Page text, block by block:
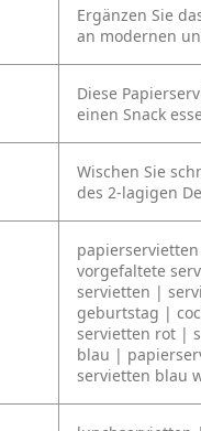
Ergänzen Sie
an modernen
Diese
einen Snack
Wischen Sie
des 2-lagigen
vorgefaltete
servietten |
geburtstag |
servietten rot |
blau |
servietten blau